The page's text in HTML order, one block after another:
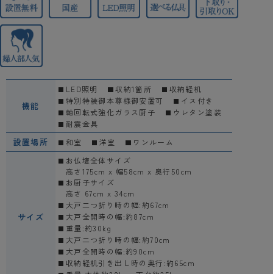
機能
LED照明 収納1箇所
収納経机
特別特装御本尊様御安置可
イス付き
軸回転式強化ガラス厨子
ウレタン塗装
耐震金具
設置場所 和室 洋室 ワンルーム
サイズ
お仏壇全体サイズ
高さ175cm x 幅58cm x 奥行50cm
お厨子サイズ
高さ 67cm x 34cm
大戸二つ折り時の幅:約67cm
大戸全開時の幅:約87cm
重量:約30kg
大戸二つ折り時の幅:約70cm
大戸全開時の幅:約90cm
収納経机引き出し時の奥行:約65cm